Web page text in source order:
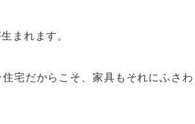
まれます。
宅だからこそ、家具もそれにふさ